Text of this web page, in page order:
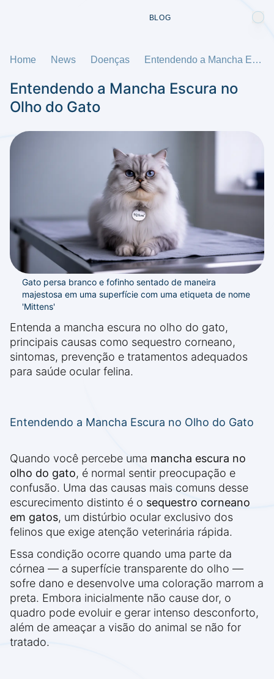
BLOG
Home News Doenças Entendendo a Mancha Escura no Olho do Gato
Entendendo a Mancha Escura no
Olho do Gato
Gato persa branco e fofinho sentado de maneira
majestosa em uma superfície com uma etiqueta de nome
'Mittens'
Entenda a mancha escura no olho do gato,
principais causas como sequestro corneano,
sintomas, prevenção e tratamentos adequados
para saúde ocular felina.
Entendendo a Mancha Escura no Olho do Gato
Quando você percebe uma mancha escura no
olho do gato, é normal sentir preocupação e
confusão. Uma das causas mais comuns desse
escurecimento distinto é o sequestro corneano
em gatos, um distúrbio ocular exclusivo dos
felinos que exige atenção veterinária rápida.
Essa condição ocorre quando uma parte da
córnea — a superfície transparente do olho —
sofre dano e desenvolve uma coloração marrom a
preta. Embora inicialmente não cause dor, o
quadro pode evoluir e gerar intenso desconforto,
além de ameaçar a visão do animal se não for
tratado.